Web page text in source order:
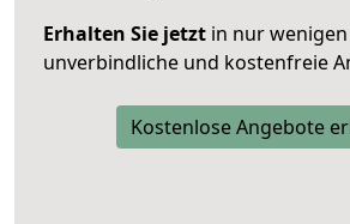
Erhalten Sie jetzt in nur
unverbindliche und kostenfreie
Kostenlose Angebote